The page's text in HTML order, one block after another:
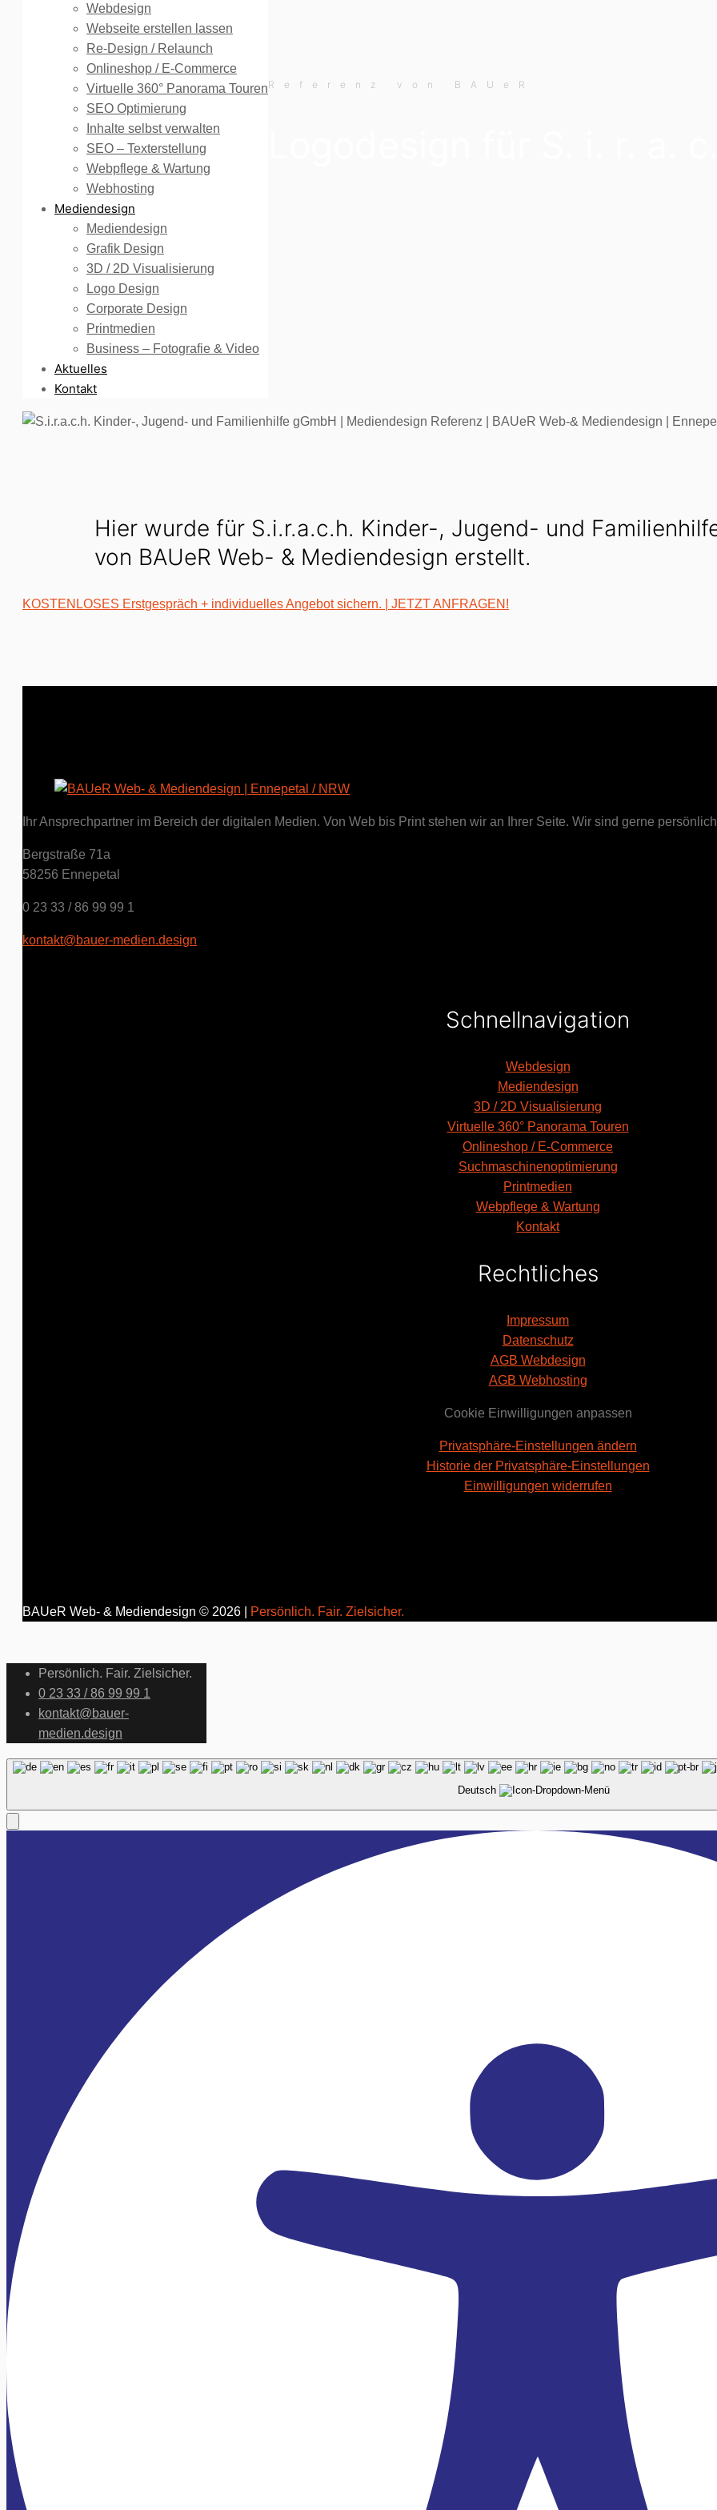
Webdesign
Webseite erstellen lassen
Re-Design / Relaunch
Onlineshop / E-Commerce
Virtuelle 360° Panorama Touren
SEO Optimierung
Inhalte selbst verwalten
SEO – Texterstellung
Webpflege & Wartung
Webhosting
Mediendesign
Mediendesign
Grafik Design
3D / 2D Visualisierung
Logo Design
Corporate Design
Printmedien
Business – Fotografie & Video
Aktuelles
Kontakt
Referenz von BAUeR
Hier wurde für S.i.r.a.c.h. Kinder-, Jugend- und
von BAUeR Web- & Mediendesign erstellt.
KOSTENLOSES Erstgespräch + individuelles Angebot sichern. | JETZT ANFRAGEN!
Ihr Ansprechpartner im Bereich der digitalen Medien. Von Web bis Print stehen wir an Ihrer Seite. Wir sind gerne
Bergstraße 71a
58256 Ennepetal
0 23 33 / 86 99 99 1
kontakt@bauer-medien.design
Schnellnavigation
Webdesign
Mediendesign
3D / 2D Visualisierung
Virtuelle 360° Panorama Touren
Onlineshop / E-Commerce
Suchmaschinenoptimierung
Printmedien
Webpflege & Wartung
Kontakt
Rechtliches
Impressum
Datenschutz
AGB Webdesign
AGB Webhosting
Cookie Einwilligungen anpassen
Privatsphäre-Einstellungen ändern
Historie der Privatsphäre-Einstellungen
Einwilligungen widerrufen
BAUeR Web- & Mediendesign © 2026 | Persönlich. Fair. Zielsicher.
Persönlich. Fair. Zielsicher.
0 23 33 / 86 99 99 1
kontakt@bauer-
medien.design
Deutsch